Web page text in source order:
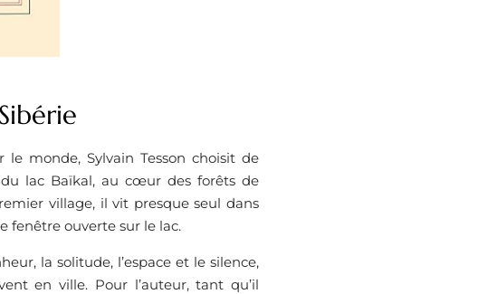
monde, Sylvain Tesson choisit de
lac Baïkal, au cœur des forêts de
village, il vit presque seul dans
fenêtre ouverte sur le lac.
la solitude, l’espace et le silence,
en ville. Pour l’auteur, tant qu’il